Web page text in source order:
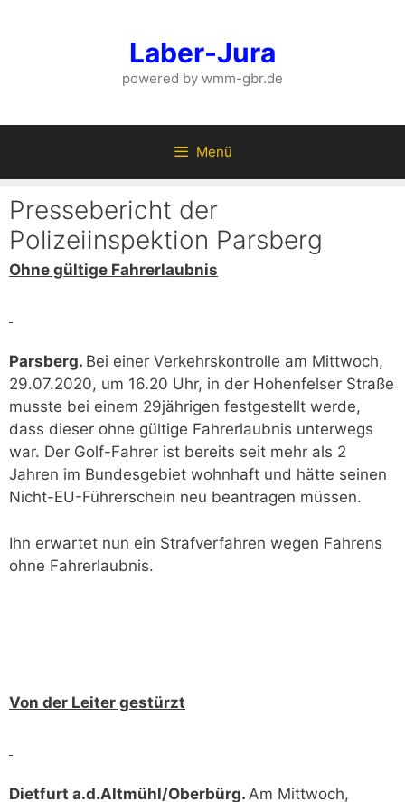
Laber-Jura
powered by wmm-gbr.de
Menü
Pressebericht der
Polizeiinspektion Parsberg
Ohne gültige Fahrerlaubnis
Parsberg. Bei einer Verkehrskontrolle am Mittwoch,
29.07.2020, um 16.20 Uhr, in der Hohenfelser Straße
musste bei einem 29jährigen festgestellt werde,
dass dieser ohne gültige Fahrerlaubnis unterwegs
war. Der Golf-Fahrer ist bereits seit mehr als 2
Jahren im Bundesgebiet wohnhaft und hätte seinen
Nicht-EU-Führerschein neu beantragen müssen.
Ihn erwartet nun ein Strafverfahren wegen Fahrens
ohne Fahrerlaubnis.
Von der Leiter gestürzt
Dietfurt a.d.Altmühl/Oberbürg. Am Mittwoch,